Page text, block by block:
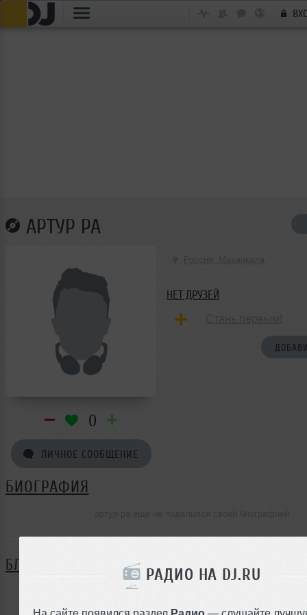
РАДИО НА DJ.RU
На сайте появился раздел Радио — слушайте
АРТУР РА
0
ЛИЧНОЕ СООБЩЕНИЕ
НЕТ ДРУЗЕЙ
БИОГРАФИЯ
БЛОГ